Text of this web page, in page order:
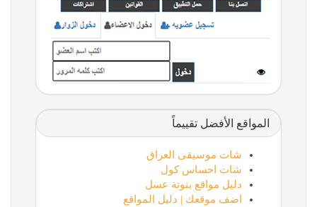
المواقع الأفضل تقييماً
شات موسيقى العراق
شات احساس كول
دليل مواقع بنوتة عسل
اضف موقعك | دليل المواقع